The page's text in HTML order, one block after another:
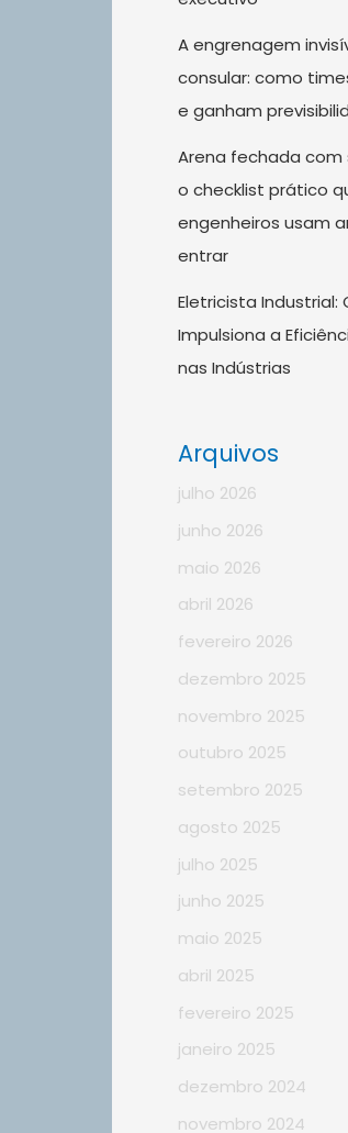
A engrenagem
consular: como
e ganham
Arena fechada com
o checklist prático
engenheiros usam
entrar
Eletricista Industrial:
Impulsiona a
nas Indústrias
Arquivos
julho 2026
junho 2026
maio 2026
abril 2026
fevereiro 2026
dezembro 2025
novembro 2025
outubro 2025
setembro 2025
agosto 2025
julho 2025
junho 2025
maio 2025
abril 2025
fevereiro 2025
janeiro 2025
dezembro 2024
novembro 2024